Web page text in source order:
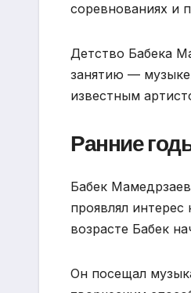
соревнованиях и
Детство Бабека
занятию —
известным
Ранние
Бабек
проявлял
возрасте Бабек
Он посещал